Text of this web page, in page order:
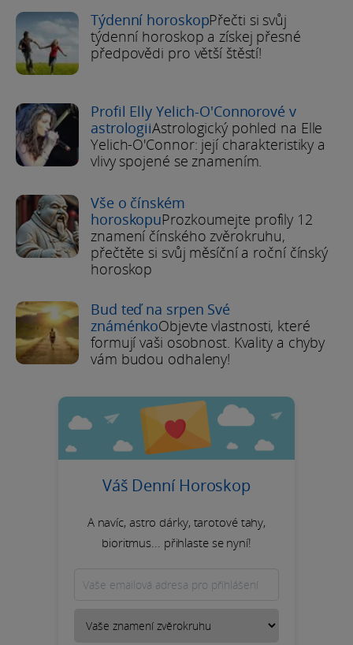
Týdenní horoskopPřečti si svůj
týdenní horoskop a získej přesné
předpovědi pro větší štěstí!
Profil Elly Yelich-O'Connorové v
astrologiiAstrologický pohled na Elle
Yelich-O'Connor: její charakteristiky a
vlivy spojené se znamením.
Vše o čínském
horoskopuProzkoumejte profily 12
znamení čínského zvěrokruhu,
přečtěte si svůj měsíční a roční čínský
horoskop
Bud teď na srpen Své
známénkoObjevte vlastnosti, které
formují vaši osobnost. Kvality a chyby
vám budou odhaleny!
Váš Denní Horoskop
A navíc, astro dárky, tarotové tahy,
bioritmus... přihlaste se nyní!